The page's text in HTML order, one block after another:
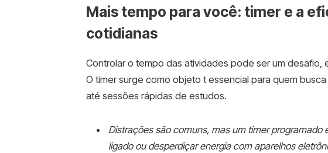
Mais tempo para você: timer e a
cotidianas
Controlar o tempo das atividades pode ser um desafio,
O timer surge como objeto t essencial para quem
até sessões rápidas de estudos.
Distrações são comuns, mas um timer programado
ligado ou desperdiçar energia com aparelhos